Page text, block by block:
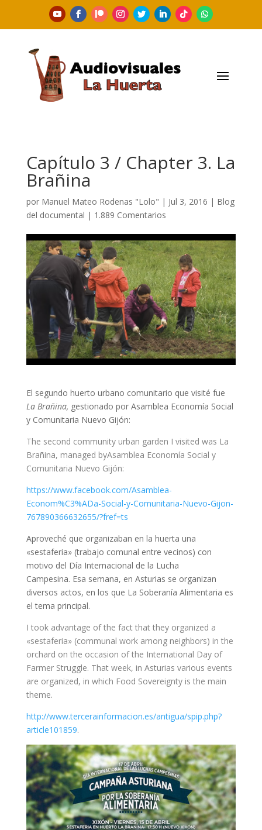
Capítulo 3 / Chapter 3. La
Brañina
por Manuel Mateo Rodenas "Lolo" | Jul 3, 2016 | Blog
del documental | 1.889 Comentarios
El segundo huerto urbano comunitario que visité fue
La Brañina, gestionado por Asamblea Economía Social
y Comunitaria Nuevo Gijón:
The second community urban garden I visited was La
Brañina, managed byAsamblea Economía Social y
Comunitaria Nuevo Gijón:
https://www.facebook.com/Asamblea-
Econom%C3%ADa-Social-y-Comunitaria-Nuevo-Gijon-
767890366632655/?fref=ts
Aproveché que organizaban en la huerta una
«sestaferia» (trabajo comunal entre vecinos) con
motivo del Día Internacional de la Lucha
Campesina. Esa semana, en Asturias se organizan
diversos actos, en los que La Soberanía Alimentaria es
el tema principal.
I took advantage of the fact that they organized a
«sestaferia» (communal work among neighbors) in the
orchard on the occasion of the International Day of
Farmer Struggle. That week, in Asturias various events
are organized, in which Food Sovereignty is the main
theme.
http://www.tercerainformacion.es/antigua/spip.php?
article101859.